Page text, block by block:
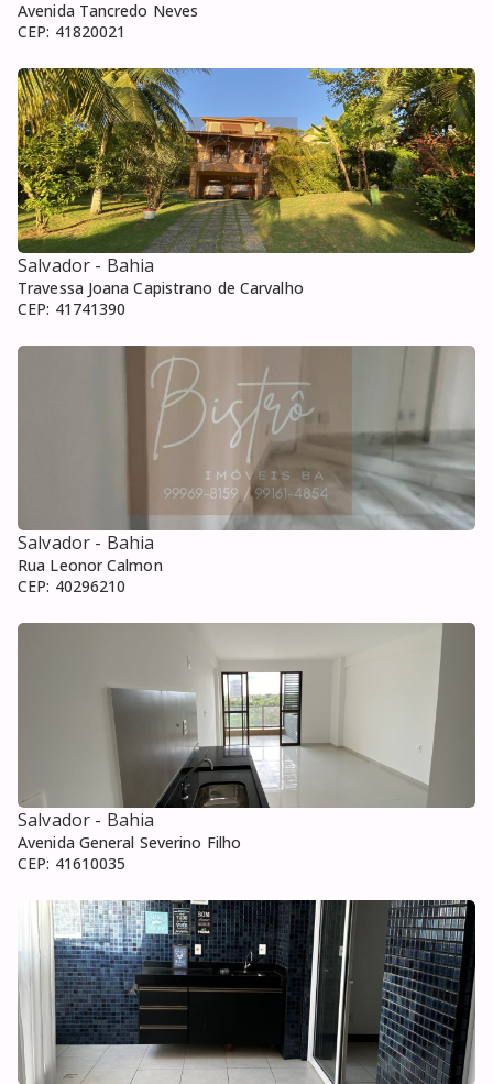
Avenida Tancredo Neves
CEP: 41820021
Salvador - Bahia
Travessa Joana Capistrano de Carvalho
CEP: 41741390
Salvador - Bahia
Rua Leonor Calmon
CEP: 40296210
Salvador - Bahia
Avenida General Severino Filho
CEP: 41610035